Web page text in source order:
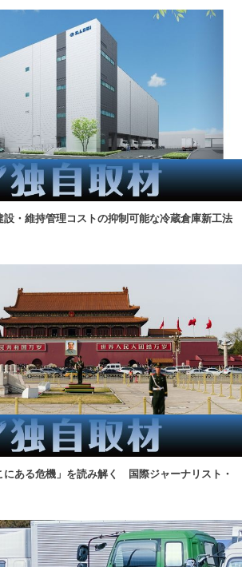
設・維持管理コストの抑制可能な冷蔵倉庫新工法
にある危機」を読み解く 国際ジャーナリスト・